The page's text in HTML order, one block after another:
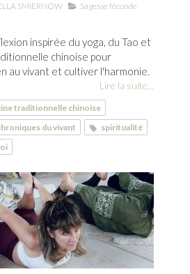
SMIERNOW Sagesse féconde
inspirée du yoga, du Tao et
chinoise pour
au vivant et cultiver l'harmonie.
Lire la suite...
traditionnelle chinoise
du vivant
spiritualité